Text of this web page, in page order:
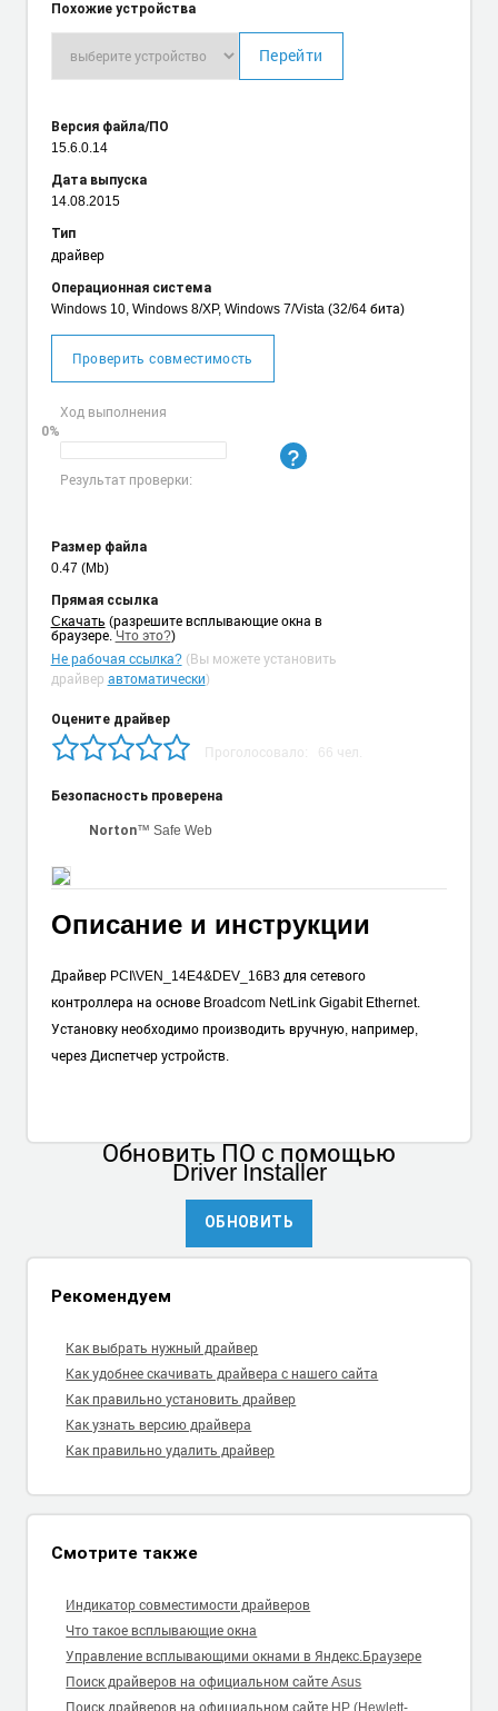
Похожие устройства
Перейти
Версия файла/ПО
15.6.0.14
Дата выпуска
14.08.2015
Тип
драйвер
Операционная система
Windows 10, Windows 8/XP, Windows 7/Vista (32/64 бита)
Проверить совместимость
Ход выполнения
0%
Результат проверки:
Размер файла
0.47 (Mb)
Прямая ссылка
Cкачать (разрешите всплывающие окна в
браузере. Что это?)
Не рабочая ссылка?(Вы можете установить
драйвер автоматически)
Оцените драйвер
Проголосовало: 66 чел.
Безопасность проверена
Norton™ Safe Web
Описание и инструкции
Драйвер PCI\VEN_14E4&DEV_16B3 для сетевого
контроллера на основе Broadcom NetLink Gigabit Ethernet.
Установку необходимо производить вручную, например,
через Диспетчер устройств.
Обновить ПОс помощью
Driver Installer
ОБНОВИТЬ
Рекомендуем
Как выбрать нужный драйвер
Как удобнее скачивать драйвера с нашего сайта
Как правильно установить драйвер
Как узнать версию драйвера
Как правильно удалить драйвер
Смотрите также
Индикатор совместимости драйверов
Что такое всплывающие окна
Управление всплывающими окнами в Яндекс.Браузере
Поиск драйверов на официальном сайте Asus
Поиск драйверов на официальном сайте HP (Hewlett-